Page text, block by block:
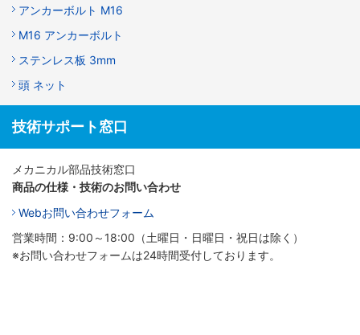
アンカーボルト M16
M16 アンカーボルト
ステンレス板 3mm
頭 ネット
技術サポート窓口
メカニカル部品技術窓口
商品の仕様・技術のお問い合わせ
Webお問い合わせフォーム
営業時間：9:00～18:00（土曜日・日曜日・祝日は除く）
※お問い合わせフォームは24時間受付しております。